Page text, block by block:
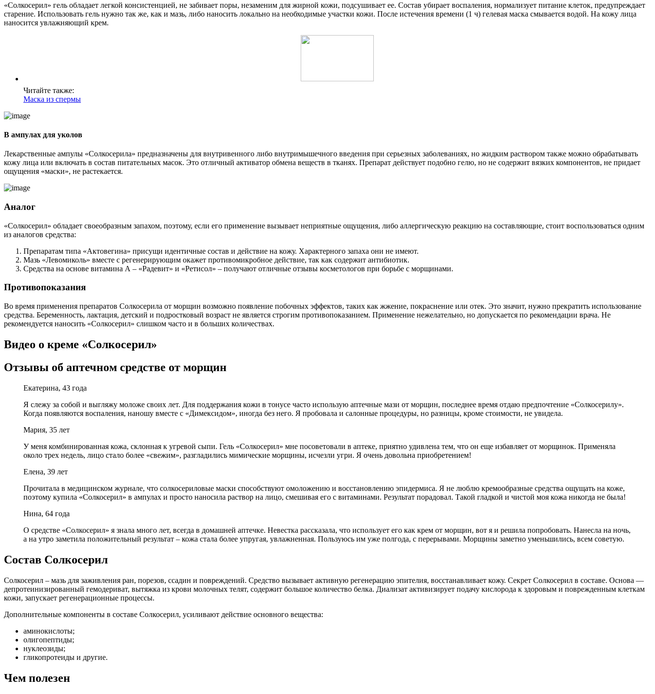
«Солкосерил» гель обладает легкой консистенцией, не забивает поры, незаменим для жирной кожи, подсушивает ее. Состав убирает воспаления, нормализует питание клеток, предупреждает
старение. Использовать гель нужно так же, как и мазь, либо наносить локально на необходимые участки кожи. После истечения времени (1 ч) гелевая маска смывается водой. На кожу лица
наносится увлажняющий крем.
Читайте также:
Маска из спермы
В ампулах для уколов
Лекарственные ампулы «Солкосерила» предназначены для внутривенного либо внутримышечного введения при серьезных заболеваниях, но жидким раствором также можно обрабатывать
кожу лица или включать в состав питательных масок. Это отличный активатор обмена веществ в тканях. Препарат действует подобно гелю, но не содержит вязких компонентов, не придает
ощущения «маски», не растекается.
Аналог
«Солкосерил» обладает своеобразным запахом, поэтому, если его применение вызывает неприятные ощущения, либо аллергическую реакцию на составляющие, стоит воспользоваться одним
из аналогов средства:
Препаратам типа «Актовегина» присущи идентичные состав и действие на кожу. Характерного запаха они не имеют.
Мазь «Левомиколь» вместе с регенерирующим окажет противомикробное действие, так как содержит антибиотик.
Средства на основе витамина А – «Радевит» и «Ретисол» – получают отличные отзывы косметологов при борьбе с морщинами.
Противопоказания
Во время применения препаратов Солкосерила от морщин возможно появление побочных эффектов, таких как жжение, покраснение или отек. Это значит, нужно прекратить использование
средства. Беременность, лактация, детский и подростковый возраст не является строгим противопоказанием. Применение нежелательно, но допускается по рекомендации врача. Не
рекомендуется наносить «Солкосерил» слишком часто и в больших количествах.
Видео о креме «Солкосерил»
Отзывы об аптечном средстве от морщин
Екатерина, 43 года
Я слежу за собой и выгляжу моложе своих лет. Для поддержания кожи в тонусе часто использую аптечные мази от морщин, последнее время отдаю предпочтение «Солкосерилу».
Когда появляются воспаления, наношу вместе с «Димексидом», иногда без него. Я пробовала и салонные процедуры, но разницы, кроме стоимости, не увидела.
Мария, 35 лет
У меня комбинированная кожа, склонная к угревой сыпи. Гель «Солкосерил» мне посоветовали в аптеке, приятно удивлена тем, что он еще избавляет от морщинок. Применяла
около трех недель, лицо стало более «свежим», разгладились мимические морщины, исчезли угри. Я очень довольна приобретением!
Елена, 39 лет
Прочитала в медицинском журнале, что солкосериловые маски способствуют омоложению и восстановлению эпидермиса. Я не люблю кремообразные средства ощущать на коже,
поэтому купила «Солкосерил» в ампулах и просто наносила раствор на лицо, смешивая его с витаминами. Результат порадовал. Такой гладкой и чистой моя кожа никогда не была!
Нина, 64 года
О средстве «Солкосерил» я знала много лет, всегда в домашней аптечке. Невестка рассказала, что использует его как крем от морщин, вот я и решила попробовать. Нанесла на ночь,
а на утро заметила положительный результат – кожа стала более упругая, увлажненная. Пользуюсь им уже полгода, с перерывами. Морщины заметно уменьшились, всем советую.
Состав Солкосерил
Солкосерил – мазь для заживления ран, порезов, ссадин и повреждений. Средство вызывает активную регенерацию эпителия, восстанавливает кожу. Секрет Солкосерил в составе. Основа —
депротеинизированный гемодериват, вытяжка из крови молочных телят, содержит большое количество белка. Диализат активизирует подачу кислорода к здоровым и поврежденным клеткам
кожи, запускает регенерационные процессы.
Дополнительные компоненты в составе Солкосерил, усиливают действие основного вещества:
аминокислоты;
олигопептиды;
нуклеозиды;
гликопротеиды и другие.
Чем полезен